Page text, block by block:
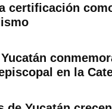
certificación
en la